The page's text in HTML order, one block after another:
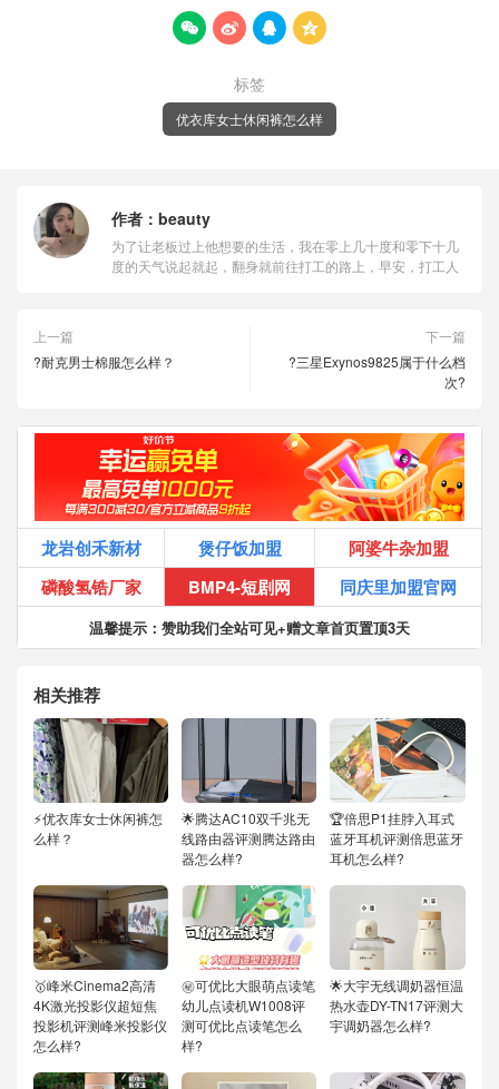
   
标签
优衣库女士休闲裤怎么样
作者： beauty
为了让老板过上他想要的生活，我在零上几十度和零下十几
度的天气说起就起，翻身就前往打工的路上，早安，打工人
上一篇
?耐克男士棉服怎么样？
下一篇
?三星Exynos9825属于什么档
次?
龙岩创禾新材 煲仔饭加盟
阿婆牛杂加盟
磷酸氢锆厂家
BMP4-短剧网 同庆里加盟官网
温馨提示：赞助我们全站可见+赠文章首页置顶3天
相关推荐
⚡优衣库女士休闲裤怎
么样？
🌟腾达AC10双千兆无
线路由器评测腾达路由
器怎么样?
🏆倍思P1挂脖入耳式
蓝牙耳机评测倍思蓝牙
耳机怎么样?
🥇峰米Cinema2高清
4K激光投影仪超短焦
投影机评测峰米投影仪
怎么样?
㊙️可优比大眼萌点读笔
幼儿点读机W1008评
测可优比点读笔怎么
样?
🌟大宇无线调奶器恒温
热水壶DY-TN17评测大
宇调奶器怎么样?